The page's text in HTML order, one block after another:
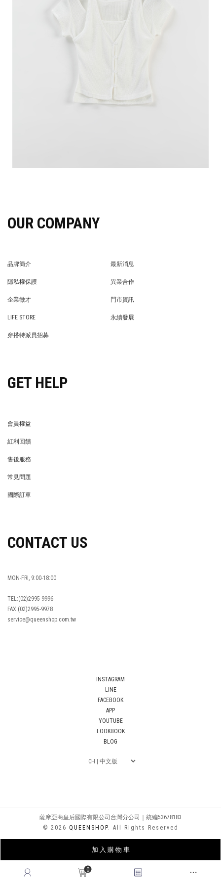
0
加 入 購 物 車
OUR COMPANY
品牌簡介
最新消息
隱私權保護
異業合作
企業徵才
門市資訊
LIFE STORE
永續發展
穿搭特派員招募
GET HELP
會員權益
紅利回饋
售後服務
常見問題
國際訂單
CONTACT US
MON-FRI, 9:00-18:00
TEL:(02)2995-9996
FAX:(02)2995-9978
service@queenshop.com.tw
INSTAGRAM
LINE
FACEBOOK
APP
YOUTUBE
LOOKBOOK
BLOG
薩摩亞商皇后國際有限公司台灣分公司｜統編53678183
© 2026 QUEENSHOP. All Rights Reserved